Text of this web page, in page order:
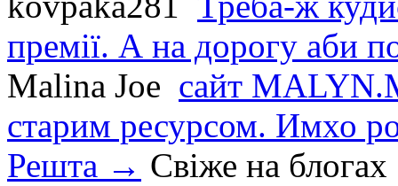
премії. А на дорогу аби
Malina Joe сайт
старим ресурсом. Имхо
Решта → Свіже на блогах